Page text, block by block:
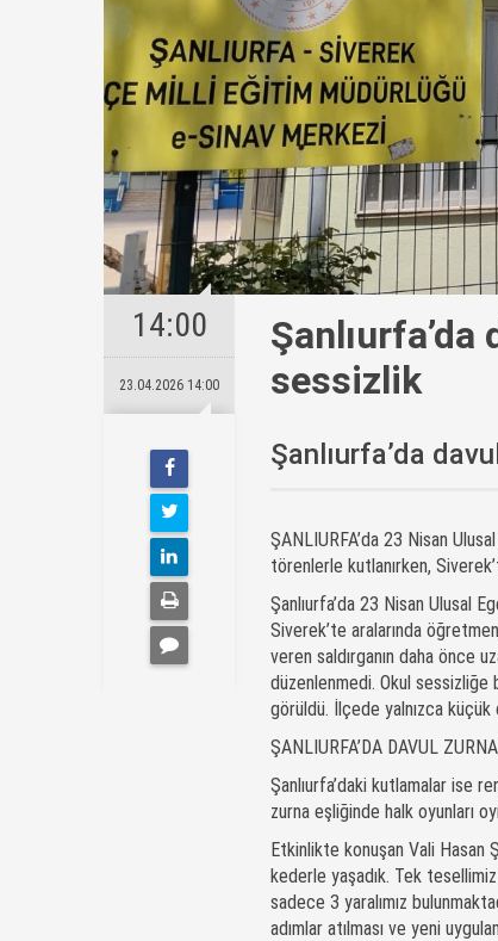
14:00
23.04.2026 14:00
sessizlik
Şanlıurfa’da
ŞANLIURFA’da 23 Nisan
törenlerle kutlanırken,
Şanlıurfa’da 23 Nisan Ulusal
Siverek’te aralarında
veren saldırganın daha önce
düzenlenmedi. Okul sessizliğe
görüldü. İlçede yalnızca küçük
ŞANLIURFA’DA DAVUL
Şanlıurfa’daki kutlamalar ise
zurna eşliğinde halk oyunları
Etkinlikte konuşan Vali Hasan
kederle yaşadık. Tek tesellimiz
sadece 3 yaralımız
adımlar atılması ve yeni